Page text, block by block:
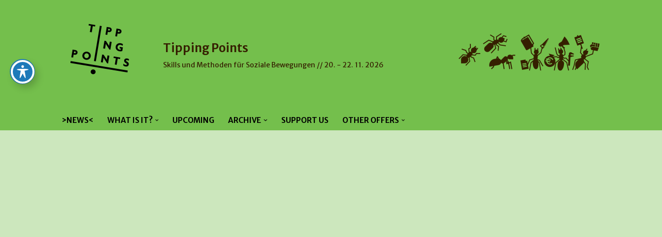
Tipping Points
Skills und Methoden für Soziale Bewegungen // 20. - 22. 11. 2026
>NEWS< WHAT IS IT? UPCOMING ARCHIVE SUPPORT US OTHER OFFERS